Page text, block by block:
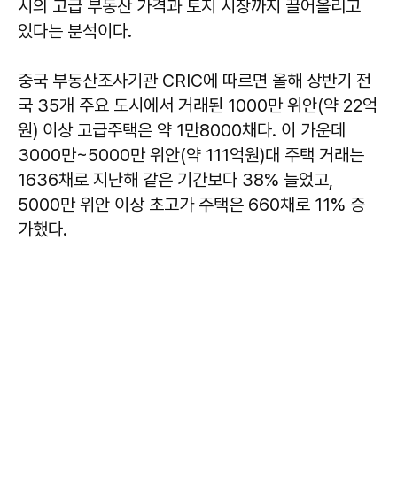
시의 고급 부동산 가격과 토지 시장까지 끌어올리고
있다는 분석이다.
중국 부동산조사기관 CRIC에 따르면 올해 상반기 전
국 35개 주요 도시에서 거래된 1000만 위안(약 22억
원) 이상 고급주택은 약 1만8000채다. 이 가운데
3000만~5000만 위안(약 111억원)대 주택 거래는
1636채로 지난해 같은 기간보다 38% 늘었고,
5000만 위안 이상 초고가 주택은 660채로 11% 증
가했다.